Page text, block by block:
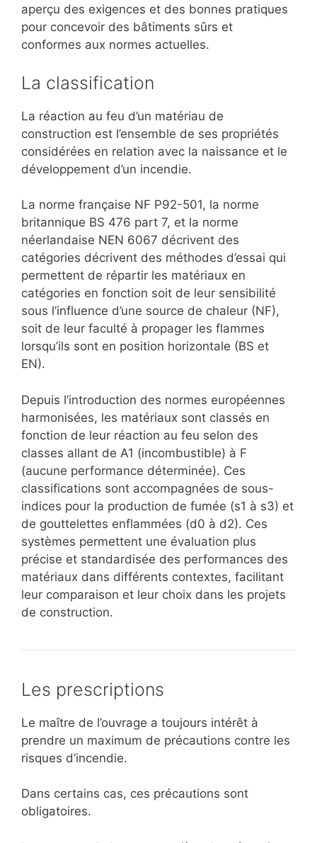
aperçu des exigences et des bonnes pratiques
pour concevoir des bâtiments sûrs et
conformes aux normes actuelles.
La classification
La réaction au feu d’un matériau de
construction est l’ensemble de ses propriétés
considérées en relation avec la naissance et le
développement d’un incendie.
La norme française NF P92-501, la norme
britannique BS 476 part 7, et la norme
néerlandaise NEN 6067 décrivent des
catégories décrivent des méthodes d’essai qui
permettent de répartir les matériaux en
catégories en fonction soit de leur sensibilité
sous l’influence d’une source de chaleur (NF),
soit de leur faculté à propager les flammes
lorsqu’ils sont en position horizontale (BS et
EN).
Depuis l’introduction des normes européennes
harmonisées, les matériaux sont classés en
fonction de leur réaction au feu selon des
classes allant de A1 (incombustible) à F
(aucune performance déterminée). Ces
classifications sont accompagnées de sous-
indices pour la production de fumée (s1 à s3) et
de gouttelettes enflammées (d0 à d2). Ces
systèmes permettent une évaluation plus
précise et standardisée des performances des
matériaux dans différents contextes, facilitant
leur comparaison et leur choix dans les projets
de construction.
Les prescriptions
Le maître de l’ouvrage a toujours intérêt à
prendre un maximum de précautions contre les
risques d’incendie.
Dans certains cas, ces précautions sont
obligatoires.